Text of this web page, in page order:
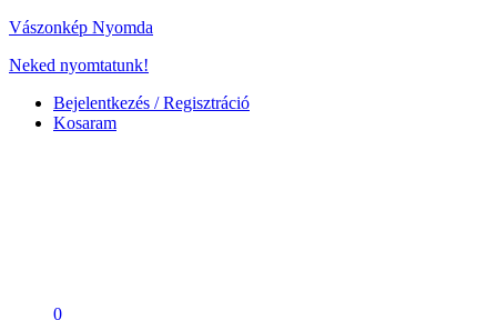
Vászonkép Nyomda
Neked nyomtatunk!
Bejelentkezés / Regisztráció
Kosaram
0